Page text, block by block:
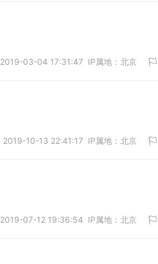
取消
2019-03-04 17:31:47 IP属地：北京
取消
2019-10-13 22:41:17 IP属地：北京
取消
2019-07-12 19:36:54 IP属地：北京